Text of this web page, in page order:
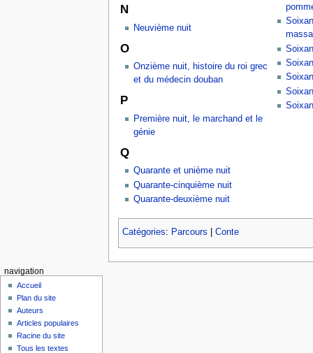
N
Neuvième nuit
O
Onzième nuit, histoire du roi grec
et du médecin douban
P
Première nuit, le marchand et le
génie
Q
Quarante et unième nuit
Quarante-cinquième nuit
Quarante-deuxième nuit
Catégories: Parcours Conte
navigation
Accueil
Plan du site
Auteurs
Articles populaires
Racine du site
Tous les textes